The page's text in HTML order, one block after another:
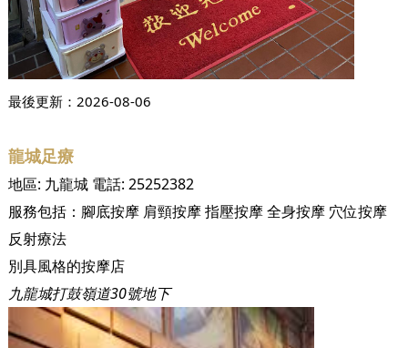
最後更新： 2026-08-06
龍城足療
地區: 九龍城電話: 25252382
服務包括： 腳底按摩 肩頸按摩指壓按摩全身按摩 穴位按摩
反射療法
別具風格的按摩店
九龍城打鼓嶺道30號地下